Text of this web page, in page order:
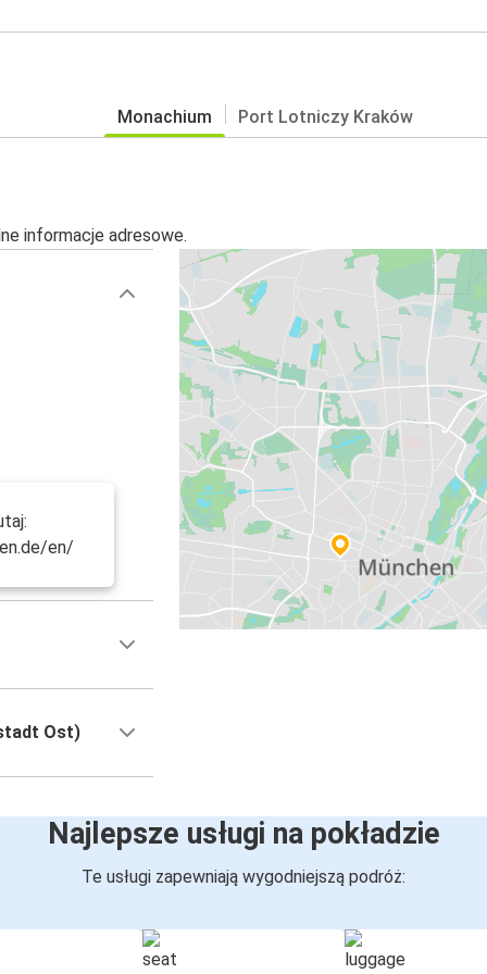
Monachium Port Lotniczy Kraków
informacje adresowe.
en/
Ost)
Najlepsze usługi na pokładzie
Te usługi zapewniają wygodniejszą podróż: